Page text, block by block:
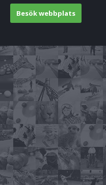
Besök webbplats